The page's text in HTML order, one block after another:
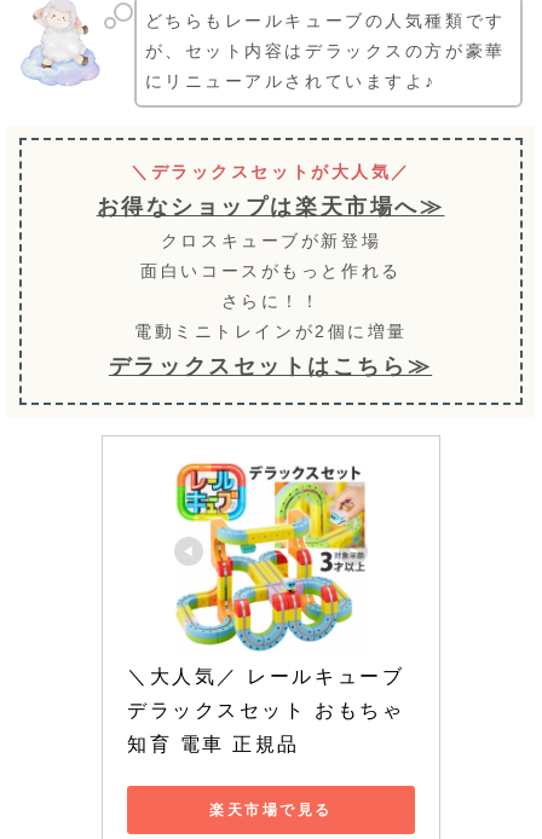
どちらもレールキューブの人気種類です
が、セット内容はデラックスの方が豪華
にリニューアルされていますよ♪
＼デラックスセットが大人気／
お得なショップは楽天市場へ≫
クロスキューブが新登場
面白いコースがもっと作れる
さらに！！
電動ミニトレインが2個に増量
デラックスセットはこちら≫
＼大人気／ レールキューブ
デラックスセット おもちゃ
知育 電車 正規品
楽天市場で見る